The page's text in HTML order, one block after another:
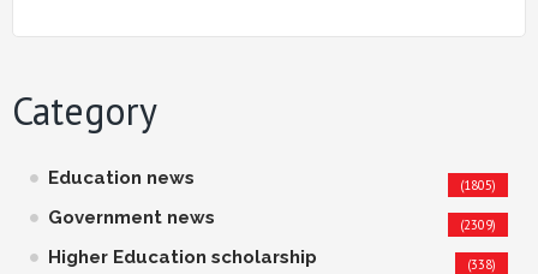
Category
Education news (1805)
Government news (2309)
Higher Education scholarship (338)